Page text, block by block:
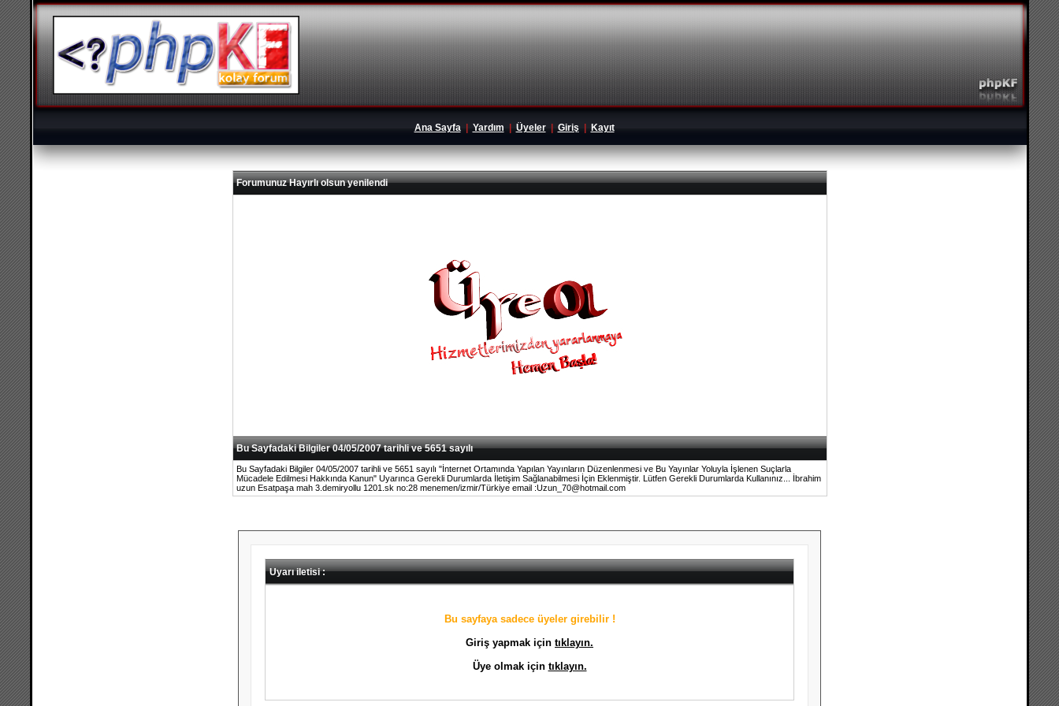
Ana Sayfa| Yardım Üyeler| Giriş| Kayıt
Forumunuz Hayırlı olsun yenilendi
Bu Sayfadaki Bilgiler 04/05/2007 tarihli ve 5651 sayılı
Bu Sayfadaki Bilgiler 04/05/2007 tarihli ve 5651 sayılı "İnternet Ortamında Yapılan Yayınların Düzenlenmesi ve Bu Yayınlar Yoluyla İşlenen Suçlarla
Mücadele Edilmesi Hakkında Kanun" Uyarınca Gerekli Durumlarda İletişim Sağlanabilmesi İçin Eklenmiştir. Lütfen Gerekli Durumlarda Kullanınız... İbrahim
uzun Esatpaşa mah 3.demiryollu 1201.sk no:28 menemen/izmir/Türkiye email :Uzun_70@hotmail.com
Uyarı iletisi :
Bu sayfaya sadece üyeler girebilir !
Giriş yapmak için tıklayın.
Üye olmak için tıklayın.